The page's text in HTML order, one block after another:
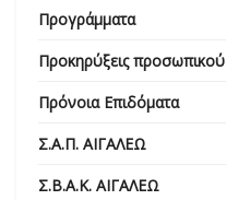
Προγράμματα
Προκηρύξεις προσωπικού
Πρόνοια Επιδόματα
Σ.Α.Π. ΑΙΓΑΛΕΩ
Σ.Β.Α.Κ. ΑΙΓΑΛΕΩ